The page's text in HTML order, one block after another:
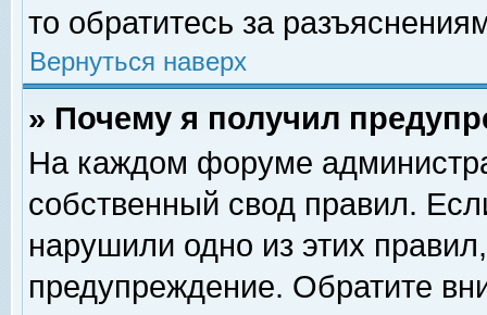
то обратитесь за
Вернуться наверх
» Почему я получил
На каждом форуме
собственный свод правил.
нарушили одно из этих
предупреждение. Обратите